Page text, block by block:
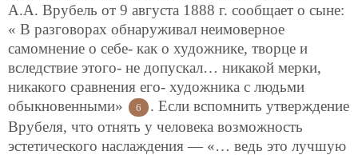
А.А. Врубель от 9 августа 1888 г. сообщает о сыне:
« В разговорах обнаруживал неимоверное
самомнение о себе- как о художнике, творце и
вследствие этого- не допускал… никакой мерки,
никакого сравнения его- художника с людьми
обыкновенными»
6
. Если вспомнить утверждение
Врубеля, что отнять у человека возможность
эстетического наслаждения — «… ведь это лучшую